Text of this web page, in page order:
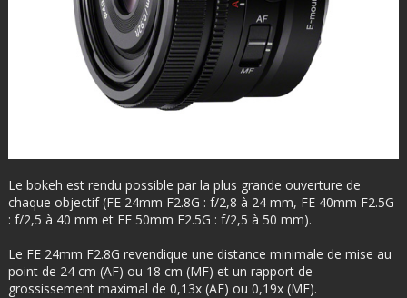
Le bokeh est rendu possible par la plus grande ouverture de
chaque objectif (FE 24mm F2.8G : f/2,8 à 24 mm, FE 40mm F2.5G
: f/2,5 à 40 mm et FE 50mm F2.5G : f/2,5 à 50 mm).
Le FE 24mm F2.8G revendique une distance minimale de mise au
point de 24 cm (AF) ou 18 cm (MF) et un rapport de
grossissement maximal de 0,13x (AF) ou 0,19x (MF).